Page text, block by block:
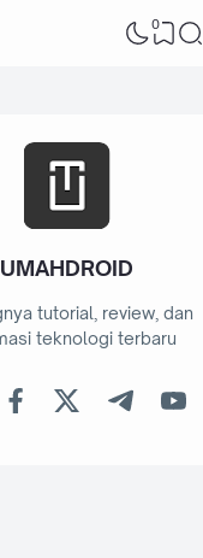
0
UMAHDROID
tutorial, review, dan
teknologi terbaru